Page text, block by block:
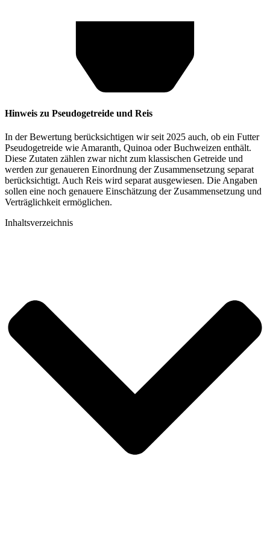
Hinweis zu Pseudogetreide und Reis
In der Bewertung berücksichtigen wir seit 2025 auch, ob ein Futter
Pseudogetreide wie Amaranth, Quinoa oder Buchweizen enthält.
Diese Zutaten zählen zwar nicht zum klassischen Getreide und
werden zur genaueren Einordnung der Zusammensetzung separat
berücksichtigt. Auch Reis wird separat ausgewiesen. Die Angaben
sollen eine noch genauere Einschätzung der Zusammensetzung und
Verträglichkeit ermöglichen.
Inhaltsverzeichnis​